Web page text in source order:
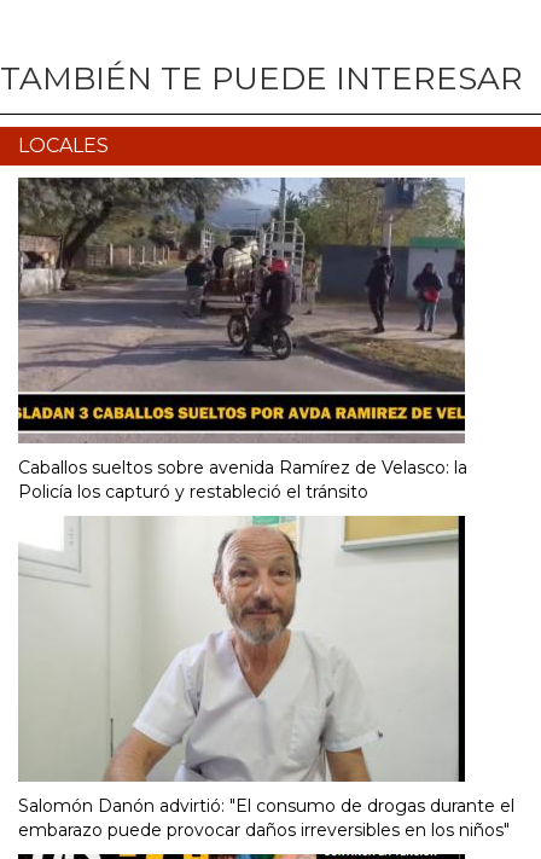
TAMBIÉN TE PUEDE INTERESAR
LOCALES
Caballos sueltos sobre avenida Ramírez de Velasco: la
Policía los capturó y restableció el tránsito
Salomón Danón advirtió: "El consumo de drogas durante el
embarazo puede provocar daños irreversibles en los niños"